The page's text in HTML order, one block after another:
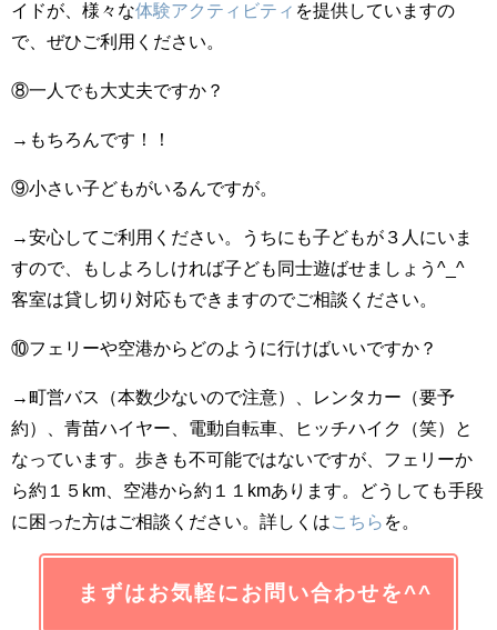
イドが、様々な体験アクティビティ を提供していますの
で、ぜひご利用ください。
⑧一人でも大丈夫ですか？
→もちろんです！！
⑨小さい子どもがいるんですが。
→安心してご利用ください。うちにも子どもが３人にいま
すので、もしよろしければ子ども同士遊ばせましょう^_^
客室は貸し切り対応もできますのでご相談ください。
⑩フェリーや空港からどのように行けばいいですか？
→町営バス（本数少ないので注意）、レンタカー（要予
約）、青苗ハイヤー、電動自転車、ヒッチハイク（笑）と
なっています。歩きも不可能ではないですが、フェリーか
ら約１５km、空港から約１１kmあります。どうしても手段
に困った方はご相談ください。詳しくはこちら を。
まずはお気軽にお問い合わせを^^